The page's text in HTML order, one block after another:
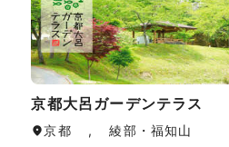
京都大呂ガーデンテラス
京都 , 綾部・福知山